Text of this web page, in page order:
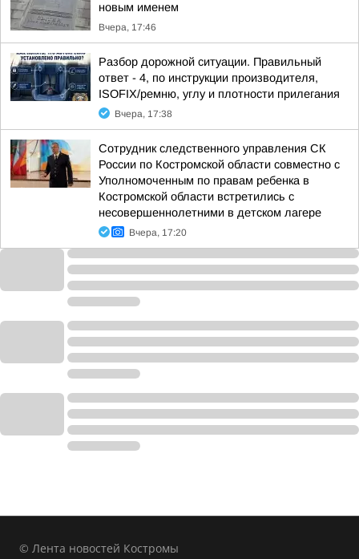
новым именем
Вчера, 17:46
Разбор дорожной ситуации. Правильный
ответ - 4, по инструкции производителя,
ISOFIX/ремню, углу и плотности прилегания
Вчера, 17:38
Сотрудник следственного управления СК
России по Костромской области совместно с
Уполномоченным по правам ребенка в
Костромской области встретились с
несовершеннолетними в детском лагере
Вчера, 17:20
© Лента новостей Костромы